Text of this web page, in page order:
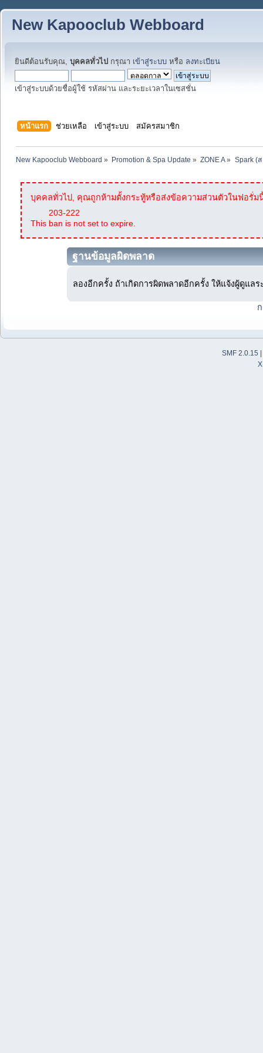
New Kapooclub Webboard
ยินดีต้อนรับคุณ, บุคคลทั่วไป กรุณา เข้าสู่ระบบ หรือ ลงทะเบียน
เข้าสู่ระบบด้วยชื่อผู้ใช้ รหัสผ่าน และระยะเวลาในเซสชั่น
หน้าแรก ช่วยเหลือ เข้าสู่ระบบ สมัครสมาชิก
New Kapooclub Webboard » Promotion & Spa Update » ZONE A» Spark (
บุคคลทั่วไป, คุณถูกห้ามตั้งกระทู้หรือส่งข้อความส่วนตัวในฟอรั่ม
203-222
This ban is not set to expire.
ฐานข้อมูลผิดพลาด
ลองอีกครั้ง ถ้าเกิดการผิดพลาดอีกครั้ง ให้แจ้งผู้ดูแลร
SMF 2.0.15